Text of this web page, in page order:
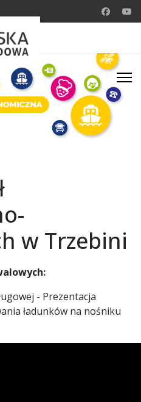
w Trzebini
- Prezentacja
ładunków na nośniku